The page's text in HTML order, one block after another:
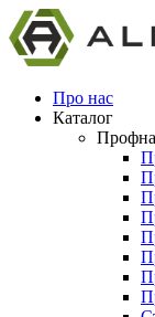
Про нас
Каталог